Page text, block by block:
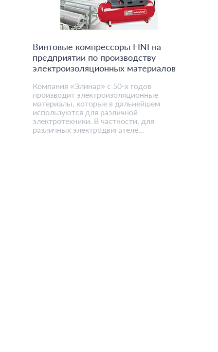
Винтовые компрессоры FINI на
предприятии по производству
электроизоляционных материалов
Компания «Элинар» с 50-х годов
производит электроизоляционные
материалы, которые в дальнейшем
используются для различной
электротехники. В частности, для
различных электродвигателе...